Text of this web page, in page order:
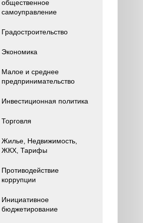
общественное
самоуправление
Градостроительство
Экономика
Малое и среднее
предпринимательство
Инвестиционная политика
Торговля
Жилье, Недвижимость,
ЖКХ, Тарифы
Противодействие
коррупции
Инициативное
бюджетирование